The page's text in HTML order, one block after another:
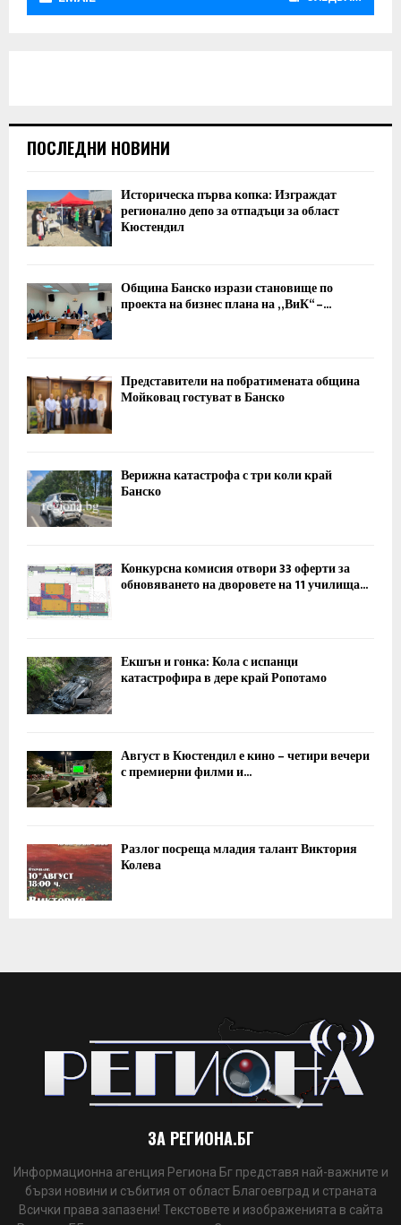
ПОСЛЕДНИ НОВИНИ
Историческа първа копка: Изграждат
регионално депо за отпадъци за област
Кюстендил
Община Банско изрази становище по
проекта на бизнес плана на „ВиК“ –...
Представители на побратимената община
Мойковац гостуват в Банско
Верижна катастрофа с три коли край
Банско
Конкурсна комисия отвори 33 оферти за
обновяването на дворовете на 11 училища...
Екшън и гонка: Кола с испанци
катастрофира в дере край Ропотамо
Август в Кюстендил е кино – четири вечери
с премиерни филми и...
Разлог посреща младия талант Виктория
Колева
ЗА РЕГИОНА.БГ
Информационна агенция Региона Бг представя най-важните и
бързи новини и събития от област Благоевград и страната
Всички права запазени! Текстовете и изображенията в сайта